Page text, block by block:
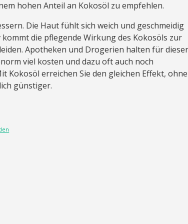
hohen Anteil an Kokosöl zu empfehlen.
Die Haut fühlt sich weich und geschmeidig
die pflegende Wirkung des Kokosöls zur
Apotheken und Drogerien halten für
viel kosten und dazu oft auch noch
Kokosöl erreichen Sie den gleichen Effekt, ohne
günstiger.